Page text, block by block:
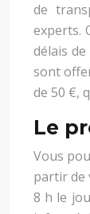
de
experts.
délais
sont
de 50 €,
Le
Vous
partir de
8 h le